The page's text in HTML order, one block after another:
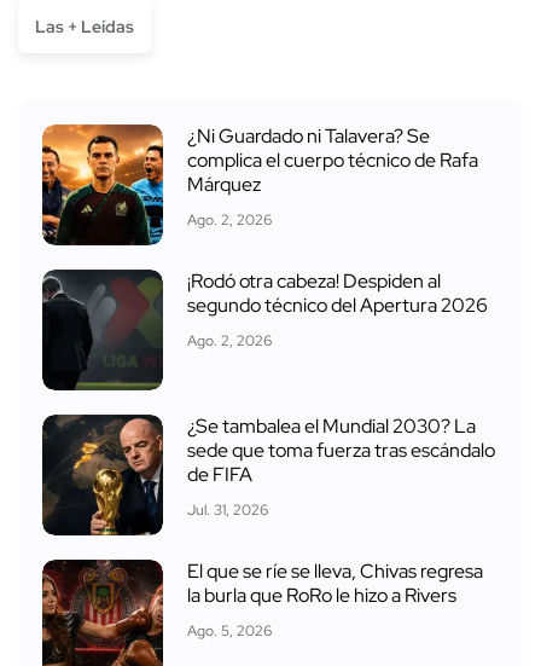
Las + Leídas
¿Ni Guardado ni Talavera? Se
complica el cuerpo técnico de Rafa
Márquez
Ago. 2, 2026
¡Rodó otra cabeza! Despiden al
segundo técnico del Apertura 2026
Ago. 2, 2026
¿Se tambalea el Mundial 2030? La
sede que toma fuerza tras escándalo
de FIFA
Jul. 31, 2026
El que se ríe se lleva, Chivas regresa
la burla que RoRo le hizo a Rivers
Ago. 5, 2026